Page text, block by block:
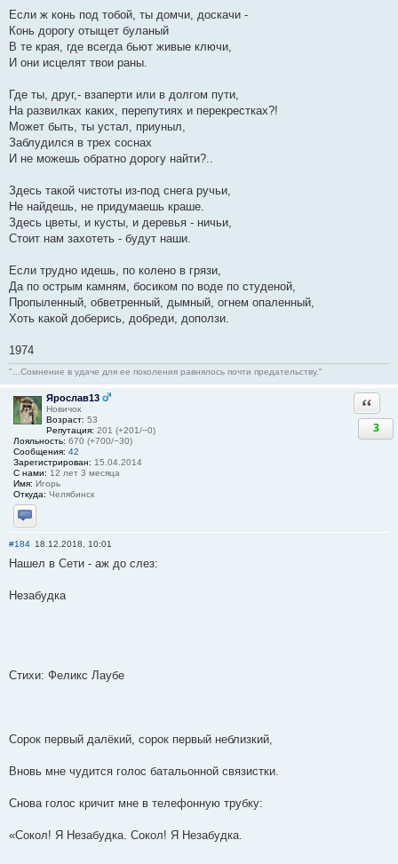
Если ж конь под тобой, ты домчи, доскачи -
Конь дорогу отыщет буланый
В те края, где всегда бьют живые ключи,
И они исцелят твои раны.
Где ты, друг,- взаперти или в долгом пути,
На развилках каких, перепутиях и перекрестках?!
Может быть, ты устал, приуныл,
Заблудился в трех соснах
И не можешь обратно дорогу найти?..
Здесь такой чистоты из-под снега ручьи,
Не найдешь, не придумаешь краше.
Здесь цветы, и кусты, и деревья - ничьи,
Стоит нам захотеть - будут наши.
Если трудно идешь, по колено в грязи,
Да по острым камням, босиком по воде по студеной,
Пропыленный, обветренный, дымный, огнем опаленный,
Хоть какой доберись, добреди, доползи.
1974
"...Сомнение в удаче для ее поколения равнялось почти предательству."
Ярослав13
Новичок
Возраст: 53
Репутация: 201 (+201/−0)
Лояльность: 670 (+700/−30)
Сообщения: 42
Зарегистрирован: 15.04.2014
С нами: 12 лет 3 месяца
Имя: Игорь
Откуда: Челябинск
Отправить личное сообщение
3
#184 18.12.2018, 10:01
Нашел в Сети - аж до слез:
Незабудка
Стихи: Феликс Лаубе
Сорок первый далёкий, сорок первый неблизкий,
Вновь мне чудится голос батальонной связистки.
Снова голос кричит мне в телефонную трубку:
«Сокол! Я Незабудка. Сокол! Я Незабудка.